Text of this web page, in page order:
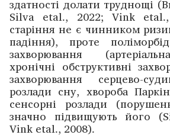
здатності долати труднощі
Silva etal., 2022; Vink
старіння не є чинником
падіння), проте
захворювання
хронічні обструктивні
захворювання серцево-
розлади сну, хвороба
сенсорні розлади
значно підвищують його
Vink etal., 2008).